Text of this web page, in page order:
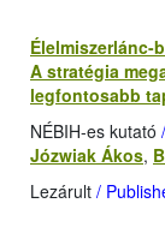
Élelmiszerlánc-
A stratégia
legfontosabb
NÉBIH-es kutató
Józwiak Ákos,
Lezárult /